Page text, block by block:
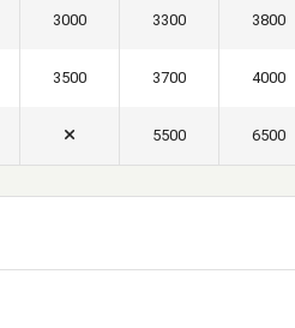
3000 3300 3800
3500 3700 4000
5500 6500